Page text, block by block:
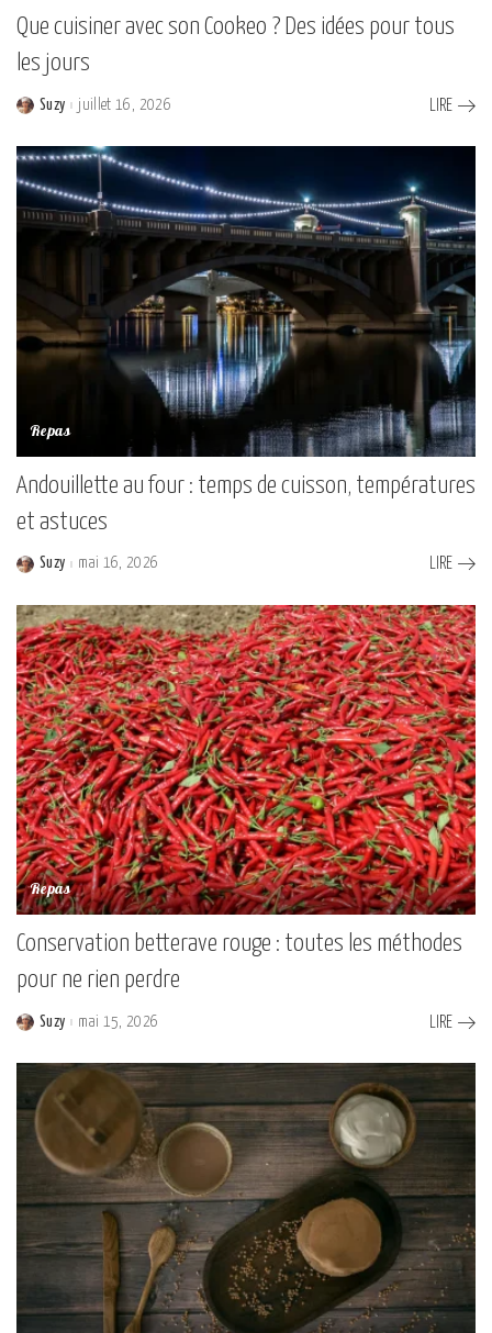
Que cuisiner avec son Cookeo ? Des idées pour tous
les jours
Posted
Suzy juillet 16, 2026 LIRE
Repas
Andouillette au four : temps de cuisson, températures
et astuces
Posted
Suzy mai 16, 2026 LIRE
Repas
Conservation betterave rouge : toutes les méthodes
pour ne rien perdre
Posted
Suzy mai 15, 2026 LIRE